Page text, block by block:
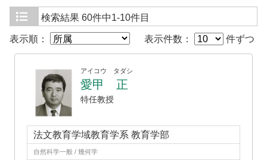
検索結果 60件中1-10件目
表示順： 表示件数： 件ずつ
アイコウ タダシ
愛甲 正
特任教授
法文教育学域教育学系 教育学部
自然科学一般 / 幾何学